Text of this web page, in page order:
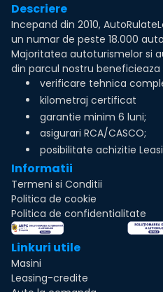
Descriere
Incepand din 2010,
un numar de peste 18.000
Majoritatea autoturismelor si
din parcul nostru
verificare tehnica
kilometraj certificat
garantie minim 6 luni;
asigurari RCA/CASCO;
posibilitate achizitie
Informatii
Termeni si Conditii
Politica de cookie
Politica de confidentialitate
Linkuri utile
Masini
Leasing-credite